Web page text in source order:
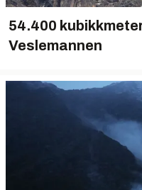
54.400
Veslemannen